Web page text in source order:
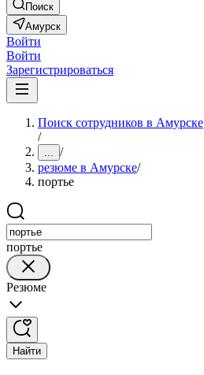
Поиск
Амурск
Войти
Войти
Зарегистрироваться
Поиск сотрудников в Амурске
/
... /
резюме в Амурске/
портье
портье
Резюме
Найти